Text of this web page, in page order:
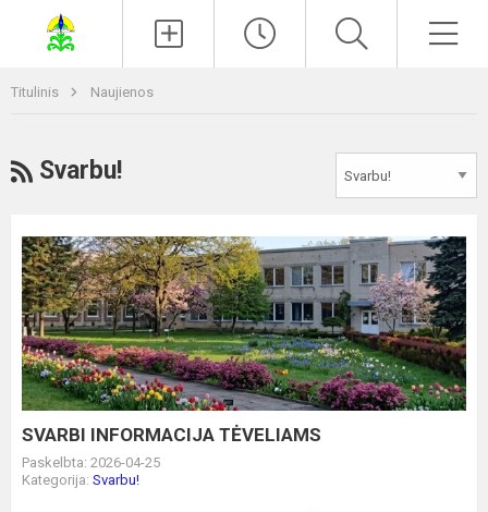
Titulinis Naujienos
RSS
Svarbu!
SVARBI
INFORMACIJA
TĖVELIAMS
SVARBI INFORMACIJA TĖVELIAMS
Paskelbta: 2026-04-25
Kategorija: Svarbu!